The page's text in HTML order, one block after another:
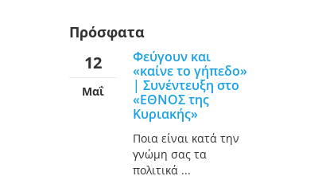
Πρόσφατα
12
Μαΐ
Φεύγουν και
«καίνε το γήπεδο»
| Συνέντευξη στο
«ΕΘΝΟΣ της
Κυριακής»
Ποια είναι κατά την
γνώμη σας τα
πολιτικά ...